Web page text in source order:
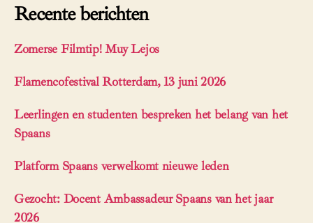
Recente berichten
Zomerse Filmtip! Muy Lejos
Flamencofestival Rotterdam, 13 juni 2026
Leerlingen en studenten bespreken het belang van het
Spaans
Platform Spaans verwelkomt nieuwe leden
Gezocht: Docent Ambassadeur Spaans van het jaar
2026